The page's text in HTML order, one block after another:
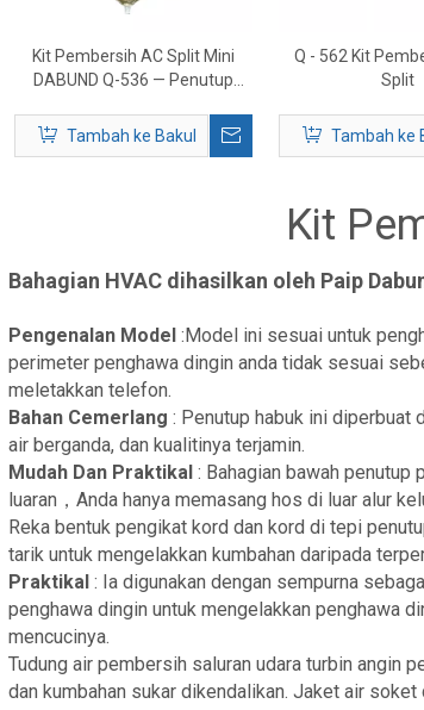
Kit Pembersih AC Split Mini
DABUND Q-536 — Penutup
Penghawa Dingin Siling 3-5P
Tambah ke Bakul
Q - 562 Kit
Split
Tambah ke
Kit
Bahagian HVAC dihasilkan oleh Paip
Pengenalan Model :Model ini sesuai untuk
perimeter penghawa dingin anda tidak sesuai
meletakkan telefon.
Bahan Cemerlang : Penutup habuk ini diperbuat
air berganda, dan kualitinya terjamin.
Mudah Dan Praktikal : Bahagian bawah
luaran，Anda hanya memasang hos di luar alur
Reka bentuk pengikat kord dan kord di tepi
tarik untuk mengelakkan kumbahan daripada
Praktikal : Ia digunakan dengan sempurna
penghawa dingin untuk mengelakkan penghawa
mencucinya.
Tudung air pembersih saluran udara turbin angin
dan kumbahan sukar dikendalikan. Jaket air